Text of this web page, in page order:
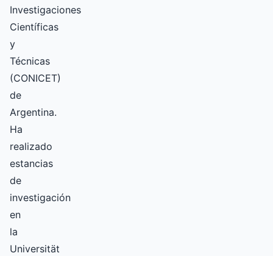
Investigaciones
Científicas
y
Técnicas
(CONICET)
de
Argentina.
Ha
realizado
estancias
de
investigación
en
la
Universität